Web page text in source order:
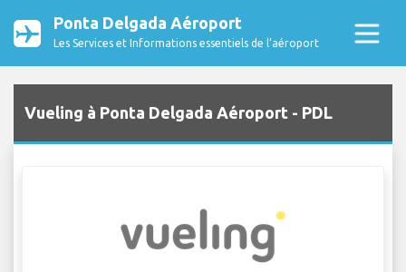
Ponta Delgada Aéroport
Les Services et Informations essentiels de l’aéroport
Vueling à Ponta Delgada Aéroport - PDL